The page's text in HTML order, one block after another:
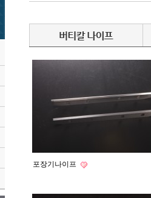
포장기나이프